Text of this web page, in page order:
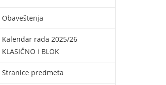
Obaveštenja
Kalendar rada 2025/26
KLASIČNO i BLOK
Stranice predmeta